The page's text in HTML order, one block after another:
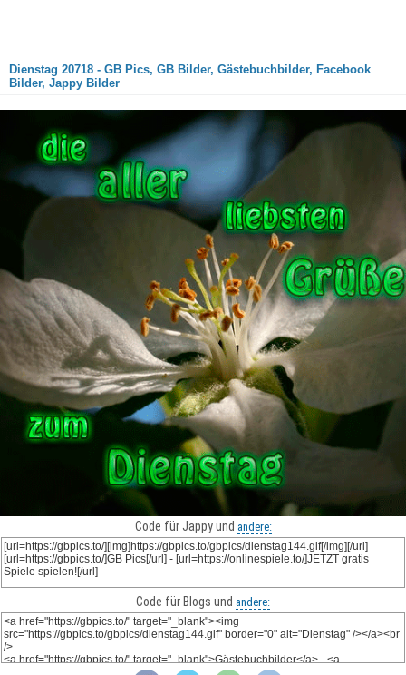
Dienstag 20718 - GB Pics, GB Bilder, Gästebuchbilder, Facebook
Bilder, Jappy Bilder
Code für Jappy und andere:
Code für Blogs und andere: